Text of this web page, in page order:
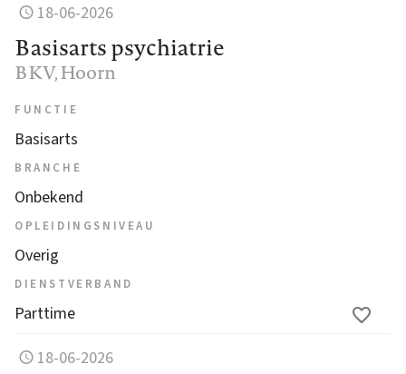
18-06-2026
Basisarts psychiatrie
BKV, Hoorn
FUNCTIE
Basisarts
BRANCHE
Onbekend
OPLEIDINGSNIVEAU
Overig
DIENSTVERBAND
Parttime
18-06-2026